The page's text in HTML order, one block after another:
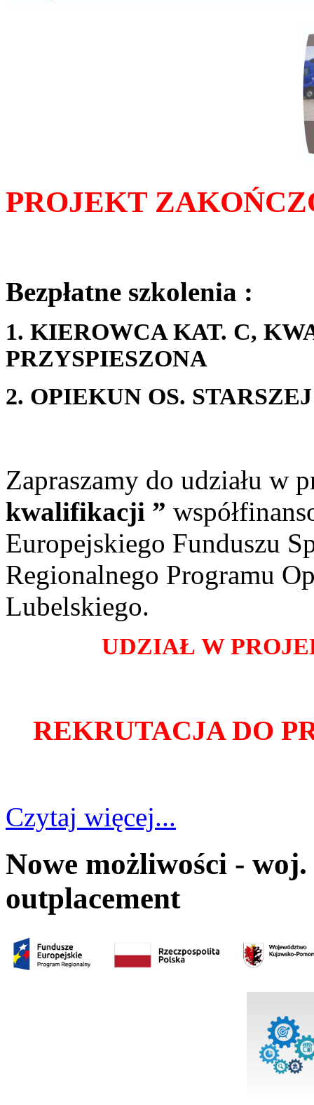
PROJEKT
Bezpłatne szkolenia :
1. KIEROWCA KAT. C,
PRZYSPIESZONA
2. OPIEKUN OS.
Zapraszamy do udziału w
kwalifikacji ”
Europejskiego Funduszu
Regionalnego Programu
Lubelskiego.
UDZIAŁ W
REKRUTACJA DO
Czytaj więcej...
Nowe możliwości -
outplacement